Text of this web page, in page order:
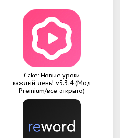
Cake: Новые уроки
каждый день! v5.3.4 (Мод
Premium/все открыто)